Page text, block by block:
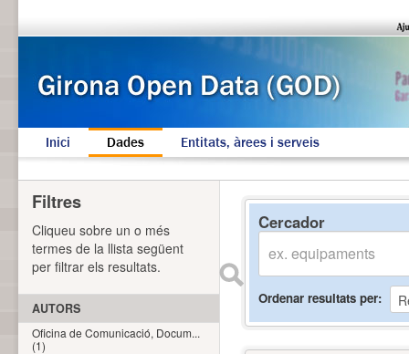
Inici Dades Entitats, àrees i serveis
Cercador
Ordenar resultats per
Filtres
Cliqueu sobre un o més
termes de la llista següent
per filtrar els resultats.
AUTORS
Oficina de Comunicació, Docum...
(1)